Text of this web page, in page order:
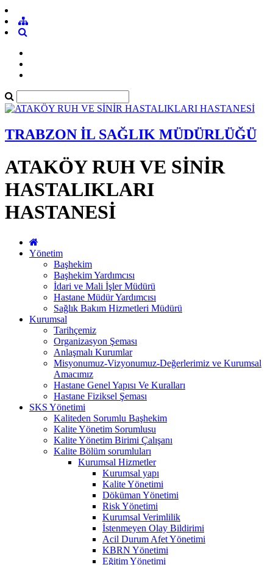
TRABZON İL SAĞLIK MÜDÜRLÜĞÜ
ATAKÖY RUH VE SİNİR
HASTALIKLARI
HASTANESİ
Yönetim
Başhekim
Başhekim Yardımcısı
İdari ve Mali İşler Müdürü
Hastane Müdür Yardımcısı
Sağlık Bakım Hizmetleri Müdürü
Kurumsal
Tarihçemiz
Organizasyon Şeması
Anlaşmalı Kurumlar
Misyonumuz-Vizyonumuz-Değerlerimiz ve Kurumsal
Amacımız
Hastane Genel Yapısı Ve Kuralları
Hastane Fiziksel Şeması
SKS Yönetimi
Kaliteden Sorumlu Başhekim
Kalite Yönetim Sorumlusu
Kalite Yönetim Birimi Çalışanı
Kalite Bölüm sorumluları
Kurumsal Hizmetler
Kurumsal yapı
Kalite Yönetimi
Döküman Yönetimi
Risk Yönetimi
Kurumsal Verimlilik
İstenmeyen Olay Bildirimi
Acil Durum Afet Yönetimi
KBRN Yönetimi
Eğitim Yönetimi